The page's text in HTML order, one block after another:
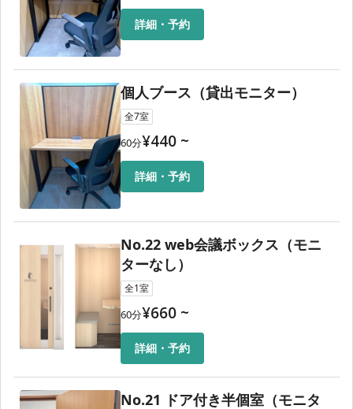
詳細・予約
個人ブース（貸出モニター）
全7室
60分¥440 ~
詳細・予約
No.22 web会議ボックス（モニ
ターなし）
全1室
60分¥660 ~
詳細・予約
No.21 ドア付き半個室（モニタ